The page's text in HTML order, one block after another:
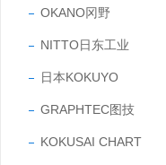
OKANO冈野
NITTO日东工业
日本KOKUYO
GRAPHTEC图技
KOKUSAI CHART